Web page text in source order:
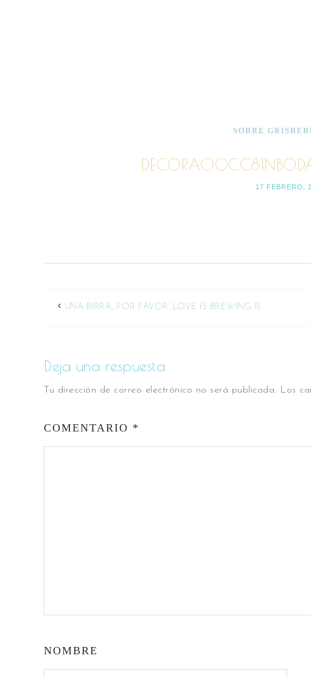
SOBRE
17 FEBRERO,
UNA BIRRA, POR FAVOR. LOVE IS BREWING III
Deja una respuesta
Tu dirección de correo electrónico no será publicada. Los
COMENTARIO *
NOMBRE